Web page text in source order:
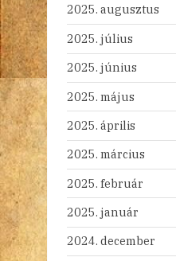
2025. augusztus
2025. július
2025. június
2025. május
2025. április
2025. március
2025. február
2025. január
2024. december